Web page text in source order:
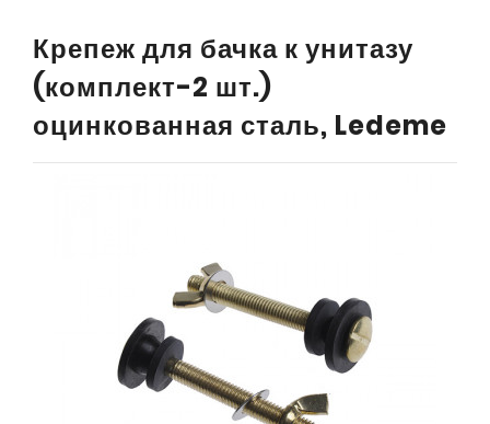
Крепеж для бачка к унитазу
(комплект-2 шт.)
оцинкованная сталь, Ledeme